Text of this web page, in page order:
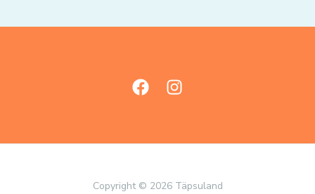
Copyright © 2026 Täpsuland